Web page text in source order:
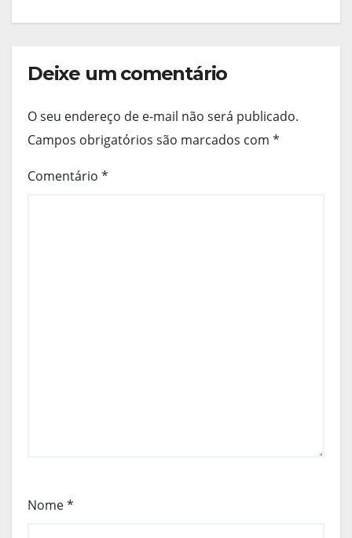
Deixe um comentário
O seu endereço de e-mail não será publicado.
Campos obrigatórios são marcados com *
Comentário *
Nome*